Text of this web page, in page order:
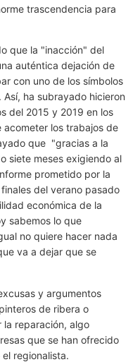
trascendencia para
que la "inacción" del
auténtica dejación de
con uno de los símbolos
ha subrayado hicieron
del 2015 y 2019 en los
los trabajos de
que "gracias a la
siete meses exigiendo al
prometido por la
del verano pasado
económica de la
sabemos lo que
no quiere hacer nada
va a dejar que se
y argumentos
de ribera o
reparación, algo
que se han ofrecido
regionalista.